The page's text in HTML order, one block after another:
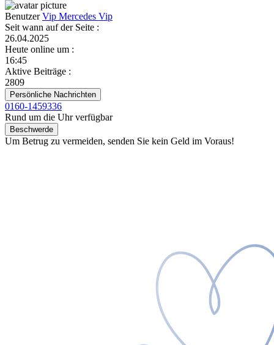
BenutzerVip Mercedes Vip
Seit wann auf der Seite :
26.04.2025
Heute online um :
16:45
Aktive Beiträge :
2809
Persönliche Nachrichten
0160-1459336
Rund um die Uhr verfügbar
Beschwerde
Um Betrug zu vermeiden, senden Sie kein Geld im Voraus!